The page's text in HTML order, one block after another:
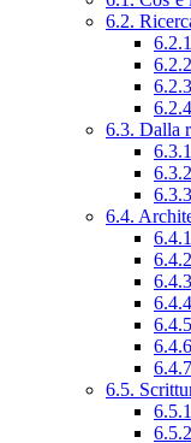
6.2.
6.3. Dalla
6.4.
6.5.